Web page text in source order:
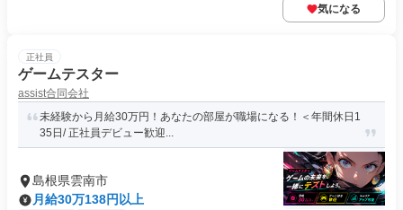
気になる
正社員
ゲームテスター
assist合同会社
未経験から月給30万円！あなたの部屋が職場になる！＜年間休日1
35日/ 正社員デビュー歓迎...
島根県雲南市
月給30万138円以上